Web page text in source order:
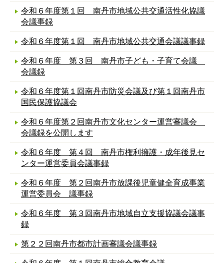
令和６年度第１回 南丹市地域公共交通活性化協議
会議事録
令和６年度第１回 南丹市地域公共交通会議議事録
令和６年度 第３回 南丹市子ども・子育て会議
会議録
令和６年度第１回南丹市防災会議及び第１回南丹市
国民保護協議会
令和６年度第２回南丹市文化センター運営審議会
会議録を公開します
令和６年度 第４回 南丹市権利擁護・成年後見セ
ンター運営委員会議事録
令和６年度 第２回南丹市放課後児童健全育成事業
運営委員会 議事録
令和６年度 第３回南丹市地域自立支援協議会議事
録
第２２回南丹市都市計画審議会議事録